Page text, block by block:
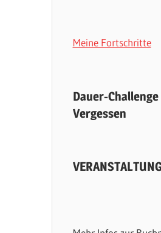
Meine Fortschritte
Dauer-
Vergessen
VERANSTALTUNG